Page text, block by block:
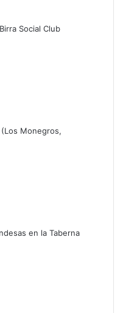
Social Club
Monegros,
en la Taberna